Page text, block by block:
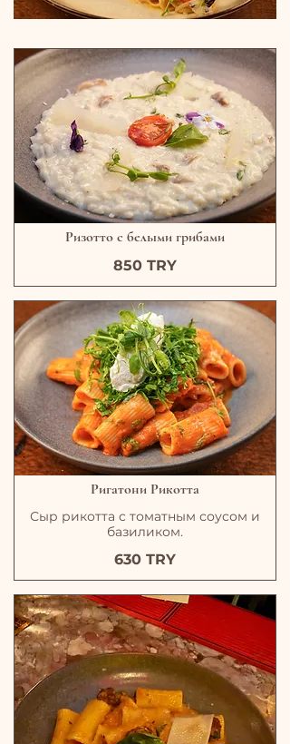
Ризотто с белыми грибами
850 TRY
Ригатони Рикотта
Сыр рикотта с томатным соусом и
базиликом.
630 TRY